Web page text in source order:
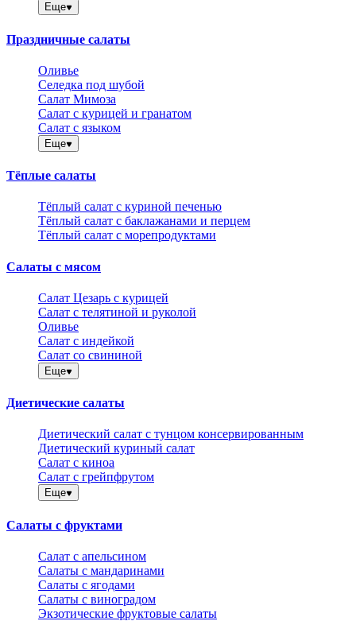
Еще
Праздничные салаты
Оливье
Селедка под шубой
Салат Мимоза
Салат с курицей и гранатом
Салат с языком
Еще
Тёплые салаты
Тёплый салат с куриной печенью
Тёплый салат с баклажанами и перцем
Тёплый салат с морепродуктами
Салаты с мясом
Салат Цезарь с курицей
Салат с телятиной и руколой
Оливье
Салат с индейкой
Салат со свининой
Еще
Диетические салаты
Диетический салат с тунцом консервированным
Диетический куриный салат
Салат с киноа
Салат с грейпфрутом
Еще
Салаты с фруктами
Салат с апельсином
Салаты с мандаринами
Салаты с ягодами
Салаты с виноградом
Экзотические фруктовые салаты